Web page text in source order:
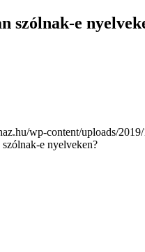
szólnak-e
wp-content/uploads/
e nyelveken?